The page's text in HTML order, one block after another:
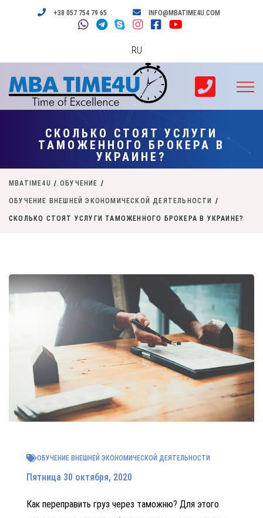
+38 057 754 79 65 INFO@MBATIME4U.COM
RU
СКОЛЬКО СТОЯТ УСЛУГИ
ТАМОЖЕННОГО БРОКЕРА В
УКРАИНЕ?
MBATIME4U / ОБУЧЕНИЕ /
ОБУЧЕНИЕ ВНЕШНЕЙ ЭКОНОМИЧЕСКОЙ ДЕЯТЕЛЬНОСТИ /
СКОЛЬКО СТОЯТ УСЛУГИ ТАМОЖЕННОГО БРОКЕРА В УКРАИНЕ?
ОБУЧЕНИЕ ВНЕШНЕЙ ЭКОНОМИЧЕСКОЙ ДЕЯТЕЛЬНОСТИ
Пятница 30 октября, 2020
Как переправить груз через таможню? Для этого